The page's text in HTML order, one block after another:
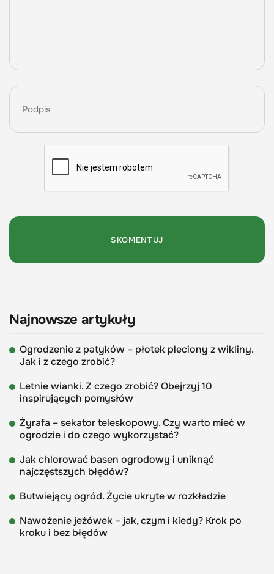
Najnowsze artykuły
Ogrodzenie z patyków – płotek pleciony z wikliny.
Jak i z czego zrobić?
Letnie wianki. Z czego zrobić? Obejrzyj 10
inspirujących pomysłów
Żyrafa – sekator teleskopowy. Czy warto mieć w
ogrodzie i do czego wykorzystać?
Jak chlorować basen ogrodowy i uniknąć
najczęstszych błędów?
Butwiejący ogród. Życie ukryte w rozkładzie
Nawożenie jeżówek – jak, czym i kiedy? Krok po
kroku i bez błędów